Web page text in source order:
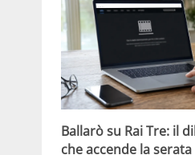
Ballarò su Rai Tre: il
che accende la serata